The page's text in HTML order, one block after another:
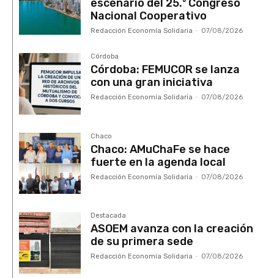
escenario del 25.º Congreso
Nacional Cooperativo
Redacción Economía Solidaria - 07/08/2026
Córdoba
Córdoba: FEMUCOR se lanza
con una gran iniciativa
Redacción Economía Solidaria - 07/08/2026
Chaco
Chaco: AMuChaFe se hace
fuerte en la agenda local
Redacción Economía Solidaria - 07/08/2026
Destacada
ASOEM avanza con la creación
de su primera sede
Redacción Economía Solidaria - 07/08/2026